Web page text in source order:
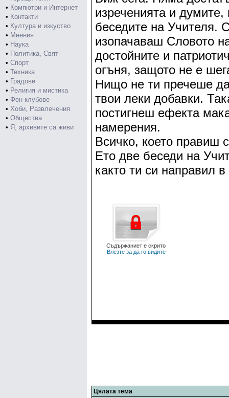
• Компютри и Интернет
• Контакти
• Култура и изкуство
• Мнения
• Наука
• Политика, Свят
• Спорт
• Техника
• Градове
• Религия и мистика
• Фен клубове
• Хоби, Развлечения
• Общества
• Я, архивите са живи
изреченията и
беседите на Учителя.
изопачаваш Словото
достойните и
огъня, защото не е
Нищо не ти пречеше
твои леки добавки.
постигнеш ефекта
намерения.
Всичко, което правиш
Ето две беседи на
както ти си направил
Съдържаниет е скрито
Влезте за да го видите
Цялата тема